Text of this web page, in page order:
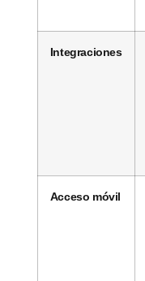
Integraciones
Acceso móvil